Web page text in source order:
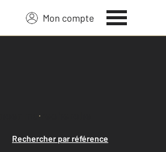
Mon compte
Lancer ma recherche
Rechercher par référence